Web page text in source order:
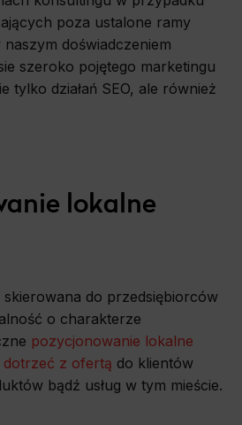
poza ustalone ramy
naszym doświadczeniem
szeroko pojętego marketingu
tylko działań SEO, ale również
lokalne
skierowana do przedsiębiorców
o charakterze
pozycjonowanie lokalne
z ofertą do klientów
bądź usług w tym mieście.